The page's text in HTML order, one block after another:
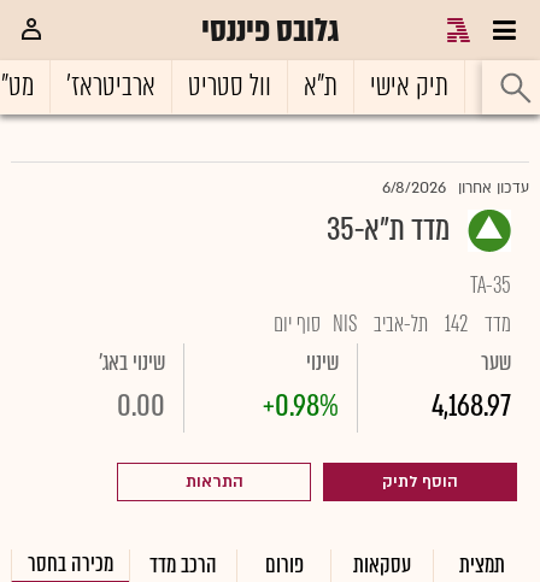
גלובס פיננסי
ראשי תיק אישי ת"א וול סטריט ארביטראז'
עדכון אחרון 6/8/2026
מדד ת"א-35
TA-35
מדד 142 תל-אביב NIS סוף יום
שער
4,168.97
שינוי
+0.98%
שינוי באג'
0.00
הוסף לתיק התראות
תמצית עסקאות פורום הרכב מדד מכירה בחסר